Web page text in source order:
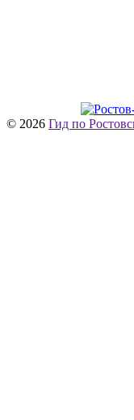
© 2026 Гид по